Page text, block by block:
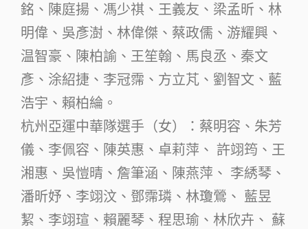
銘、陳庭揚、馮少祺、王義友、梁孟昕、林
明偉、吳彥澍、林偉傑、蔡政儒、游耀興、
温智豪、陳柏諭、王笙翰、馬良丞、秦文
彥、涂紹捷、李冠霈、方立芃、劉智文、藍
浩宇、賴柏綸。
杭州亞運中華隊選手（女）：蔡明容、朱芳
儀、李佩容、陳英惠、卓莉萍、 許翊筠、王
湘惠、吳愷晴、詹筆涵、陳燕萍、 李綉琴、
潘昕妤、李翊汶、鄧霈璘、林瓊鶯、 藍昱
絜、李翊瑄、賴麗琴、程思瑜、林欣卉、 蘇